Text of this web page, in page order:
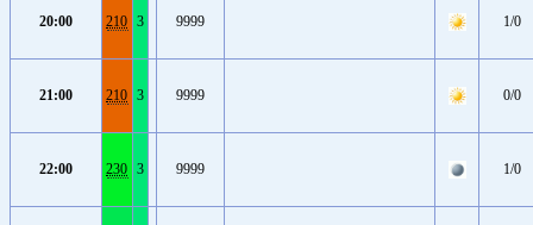
20:00 210 3 9999 1/0
21:00 210 3 9999 0/0
22:00 230 3 9999 1/0